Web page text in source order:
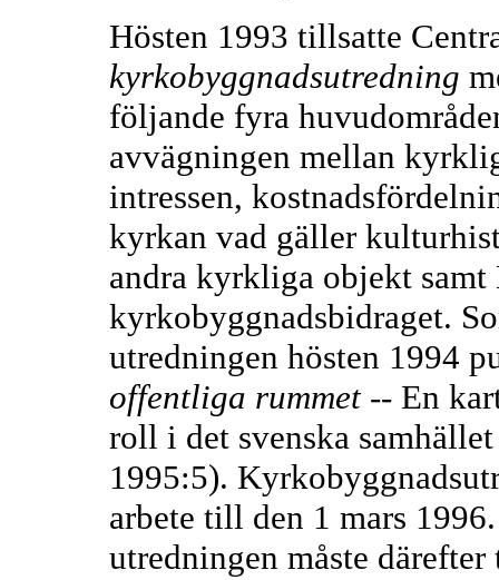
Hösten 1993 tillsatte
kyrkobyggnadsutredning
följande fyra
avvägningen mellan
intressen,
kyrkan vad gäller
andra kyrkliga objekt samt
kyrkobyggnadsbidraget.
utredningen hösten 1994
offentliga rummet-- En
roll i det svenska
1995:5).
arbete till den 1 mars
utredningen måste